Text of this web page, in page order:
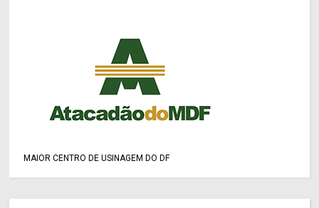
MAIOR CENTRO DE USINAGEM DO DF